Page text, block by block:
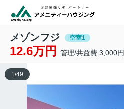
メゾンフジ 空室1
12.6万円 管理/共益費 3,000円
1/49